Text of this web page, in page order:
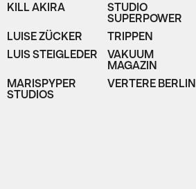
KILL AKIRA
LUISE ZÜCKER
LUIS STEIGLEDER
MARISPYPER
STUDIOS
STUDIO
SUPERPOWER
TRIPPEN
VAKUUM
MAGAZIN
VERTERE BERLIN